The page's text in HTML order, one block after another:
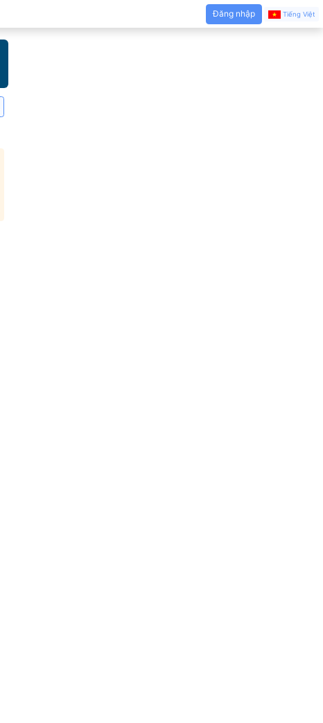
Đăng nhập Tiếng Việt